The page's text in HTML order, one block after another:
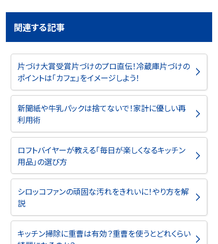
関連する記事
片づけ大賞受賞片づけのプロ直伝！冷蔵庫片づけの
ポイントは「カフェ」をイメージしよう！
新聞紙や牛乳パックは捨てないで！家計に優しい再
利用術
ロフトバイヤーが教える「毎日が楽しくなるキッチン
用品」の選び方
シロッコファンの頑固な汚れをきれいに！やり方を解
説
キッチン掃除に重曹は有効？重曹を使うとどれくらい